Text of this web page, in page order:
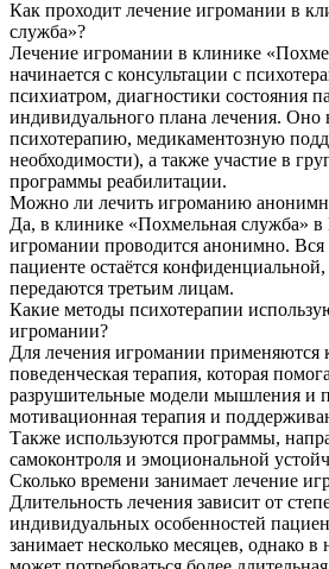
Как проходит лечение игромании в
служба»?
Лечение игромании в клинике
начинается с консультации с
психиатром, диагностики состояния
индивидуального плана лечения. Оно
психотерапию, медикаментозную
необходимости), а также участие в
программы реабилитации.
Можно ли лечить игроманию
Да, в клинике «Похмельная служба»
игромании проводится анонимно.
пациенте остаётся
передаются третьим лицам.
Какие методы психотерапии
игромании?
Для лечения игромании применяются
поведенческая терапия, которая
разрушительные модели мышления и
мотивационная терапия и
Также используются программы,
самоконтроля и эмоциональной
Сколько времени занимает лечение
Длительность лечения зависит от
индивидуальных особенностей
занимает несколько месяцев, однако в